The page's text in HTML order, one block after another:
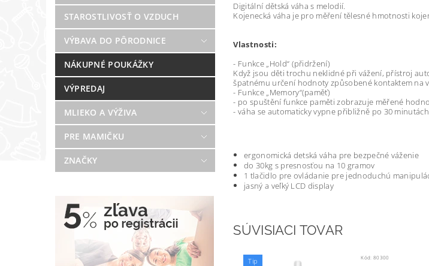
STAROSTLIVOSŤ O VZDUCH
VÝBAVA DO PÔRODNICE
NÁKUPNÉ POUKÁŽKY
VÝPREDAJ
MLIEKO A VÝŽIVA
PRE MAMIČKU
ZNAČKY
Digitální dětská váha s melodií.
Kojenecká váha je pro měření tělesné hmotnosti
Vlastnosti:
- Funkce „Hold“ (přidržení)
Když jsou děti trochu neklidné při vážení, přístroj
špatnému určení hodnoty způsobené kontaktem na
- Funkce „Memory“(paměť)
- po spuštění funkce paměti zobrazuje měřené
- váha se automaticky vypne přibližně po 30 minutách
ergonomická detská váha pre bezpečné váženie
do 30kg s presnosťou na 10 gramov
1 tlačidlo pre ovládanie pre jednoduchú
jasný a veľký LCD display
SÚVISIACI TOVAR
Tip
Kód: 80300